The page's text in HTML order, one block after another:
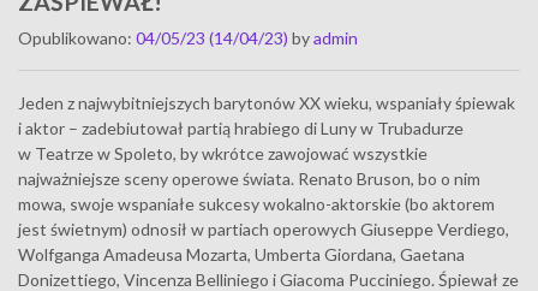
Opublikowano: 04/05/23 (14/04/23) byadmin
Jeden z najwybitniejszych barytonów XX wieku, wspaniały śpiewak
i aktor – zadebiutował partią hrabiego di Luny w Trubadurze
w Teatrze w Spoleto, by wkrótce zawojować wszystkie
najważniejsze sceny operowe świata. Renato Bruson, bo o nim
mowa, swoje wspaniałe sukcesy wokalno-aktorskie (bo aktorem
jest świetnym) odnosił w partiach operowych Giuseppe Verdiego,
Wolfganga Amadeusa Mozarta, Umberta Giordana, Gaetana
Donizettiego, Vincenza Belliniego i Giacoma Pucciniego. Śpiewał ze